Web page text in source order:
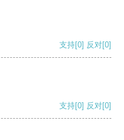
支持[0] 反对[0]
支持[0] 反对[0]